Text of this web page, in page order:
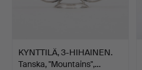
KYNTTILÄ, 3-HIHAINEN.
Tanska, "Mountains",…